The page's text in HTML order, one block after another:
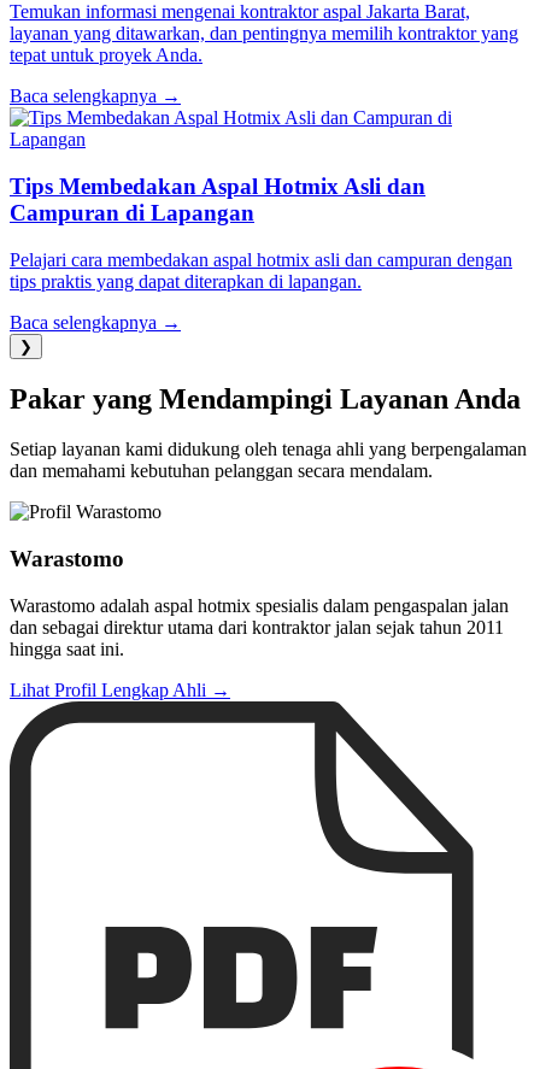
Temukan informasi mengenai kontraktor aspal Jakarta Barat,
layanan yang ditawarkan, dan pentingnya memilih kontraktor yang
tepat untuk proyek Anda.
Baca selengkapnya →
Tips Membedakan Aspal Hotmix Asli dan
Campuran di Lapangan
Pelajari cara membedakan aspal hotmix asli dan campuran dengan
tips praktis yang dapat diterapkan di lapangan.
Baca selengkapnya →
❯
Pakar yang Mendampingi Layanan Anda
Setiap layanan kami didukung oleh tenaga ahli yang berpengalaman
dan memahami kebutuhan pelanggan secara mendalam.
Warastomo
Warastomo adalah aspal hotmix spesialis dalam pengaspalan jalan
dan sebagai direktur utama dari kontraktor jalan sejak tahun 2011
hingga saat ini.
Lihat Profil Lengkap Ahli →